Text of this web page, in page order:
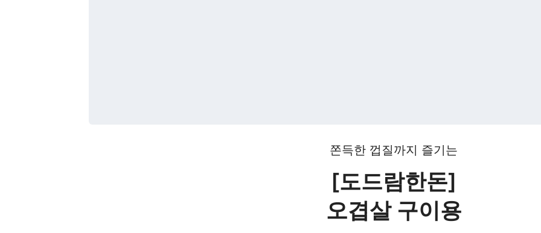
쫀득한 껍질까지 즐기는
[도드람한돈]
오겹살 구이용